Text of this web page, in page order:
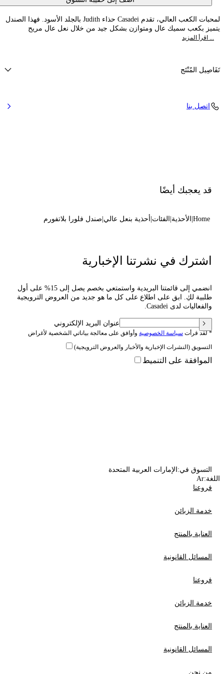
لمحبات الكعب العالي، تقدم Casadei حذاء Judith بالجلد الأسود. فهذا الصندل
يتميز بكعب سميك عال ومتوازن بشكل جيد من خلال نعل عال مريح
... اقرأ المزيد
تَفَاصِيل المُنْتَج
اتصل بنا
قد يعجبك أيضًا
Home الأحذية الفئات أحذية بنعل عالي صندل فلورا بلاتفورم
اشترك في نشرتنا الإخبارية
انضمي إلى قائمتنا البريدية واستمتعي بخصم يصل إلى 15% على أول
طلبية لكِ. ابق على اطلاع على كل ما هو جديد من العروض الترويجية
والفعاليات لدى Casadei.
عنوان البريد الإلكتروني
* لقد قرأت سياسة الخصوصية وأوافق على معالجة بياناتي الشخصية لأغراض
التسويق (النشرات الإخبارية والأخبار والعروض الترويجية)
الموافقة على التنميط
التسوق في: الإمارات العربية المتحدة
اللغة:Ar
فروعنا
خدمة الزبائن
العناية بالمنتج
المسائل القانونية
فروعنا
خدمة الزبائن
العناية بالمنتج
المسائل القانونية
من نحن